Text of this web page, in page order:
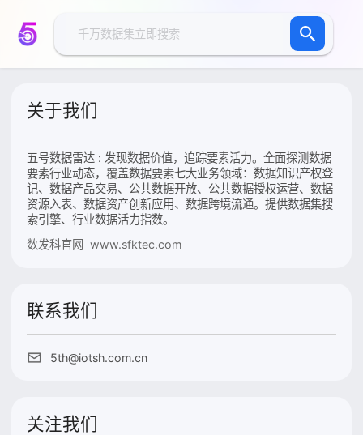
关于我们
五号数据雷达 : 发现数据价值，追踪要素活力。全面探测数据
要素行业动态，覆盖数据要素七大业务领域：数据知识产权登
记、数据产品交易、公共数据开放、公共数据授权运营、数据
资源入表、数据资产创新应用、数据跨境流通。提供数据集搜
索引擎、行业数据活力指数。
数发科官网 www.sfktec.com
联系我们
5th@iotsh.com.cn
关注我们